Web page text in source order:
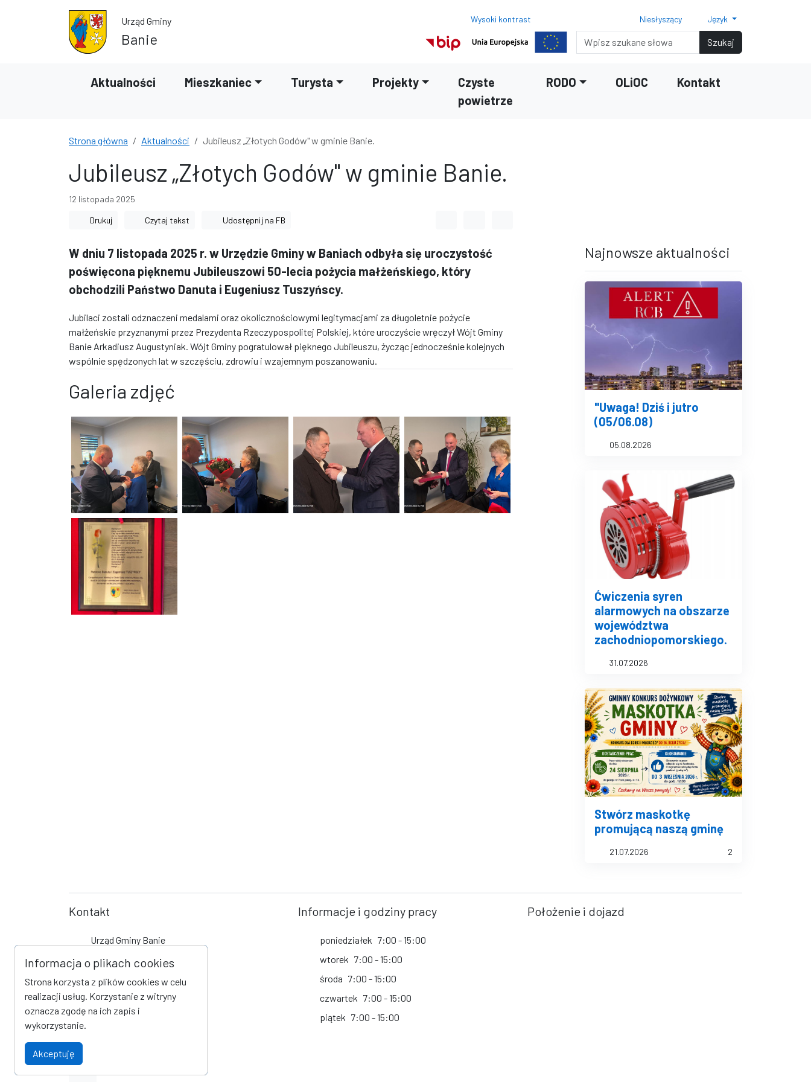
Przejdź do wyszukiwarki Urząd Gminy
Banie
Wysoki kontrast
Normalny rozmiar czcionki
Rozmiar czcionki 150%
Rozmiar czcionki 200%
Niesłyszący Język
Wyszukiwarka Szukaj
Aktualności Mieszkaniec Turysta Projekty
Czyste
powietrze
RODO OLiOC Kontakt
Strona główna Aktualności Jubileusz „Złotych Godów" w gminie Banie.
Jubileusz „Złotych Godów" w gminie Banie.
12 listopada 2025
Drukuj Czytaj tekst Udostępnij na FB
W dniu 7 listopada 2025 r. w Urzędzie Gminy w Baniach odbyła się uroczystość
poświęcona pięknemu Jubileuszowi 50-lecia pożycia małżeńskiego, który
obchodzili Państwo Danuta i Eugeniusz Tuszyńscy.
Jubilaci zostali odznaczeni medalami oraz okolicznościowymi legitymacjami za długoletnie pożycie
małżeńskie przyznanymi przez Prezydenta Rzeczypospolitej Polskiej, które uroczyście wręczył Wójt Gminy
Banie Arkadiusz Augustyniak. Wójt Gminy pogratulował pięknego Jubileuszu, życząc jednocześnie kolejnych
wspólnie spędzonych lat w szczęściu, zdrowiu i wzajemnym poszanowaniu.
Galeria zdjęć
Jubileusz „Złotych Godów" w gminie Banie.
Najnowsze aktualności
"Uwaga! Dziś i jutro
(05/06.08)
05.08.2026
Ćwiczenia syren
alarmowych na obszarze
województwa
zachodniopomorskiego.
31.07.2026
Stwórz maskotkę
promującą naszą gminę
21.07.2026 2
Kontakt
Urząd Gminy Banie
74-110 Banie
tel +48 91 506 70 00
fax +48 91 416 63 53
Social Media
Link do profilu na Facebook
Informacje i godziny pracy
poniedziałek 7:00 - 15:00
wtorek 7:00 - 15:00
środa 7:00 - 15:00
czwartek 7:00 - 15:00
piątek 7:00 - 15:00
Położenie i dojazd
Informacja o plikach cookies
Strona korzysta z plików cookies w celu
realizacji usług. Korzystanie z witryny
oznacza zgodę na ich zapis i
wykorzystanie.
Akceptuję